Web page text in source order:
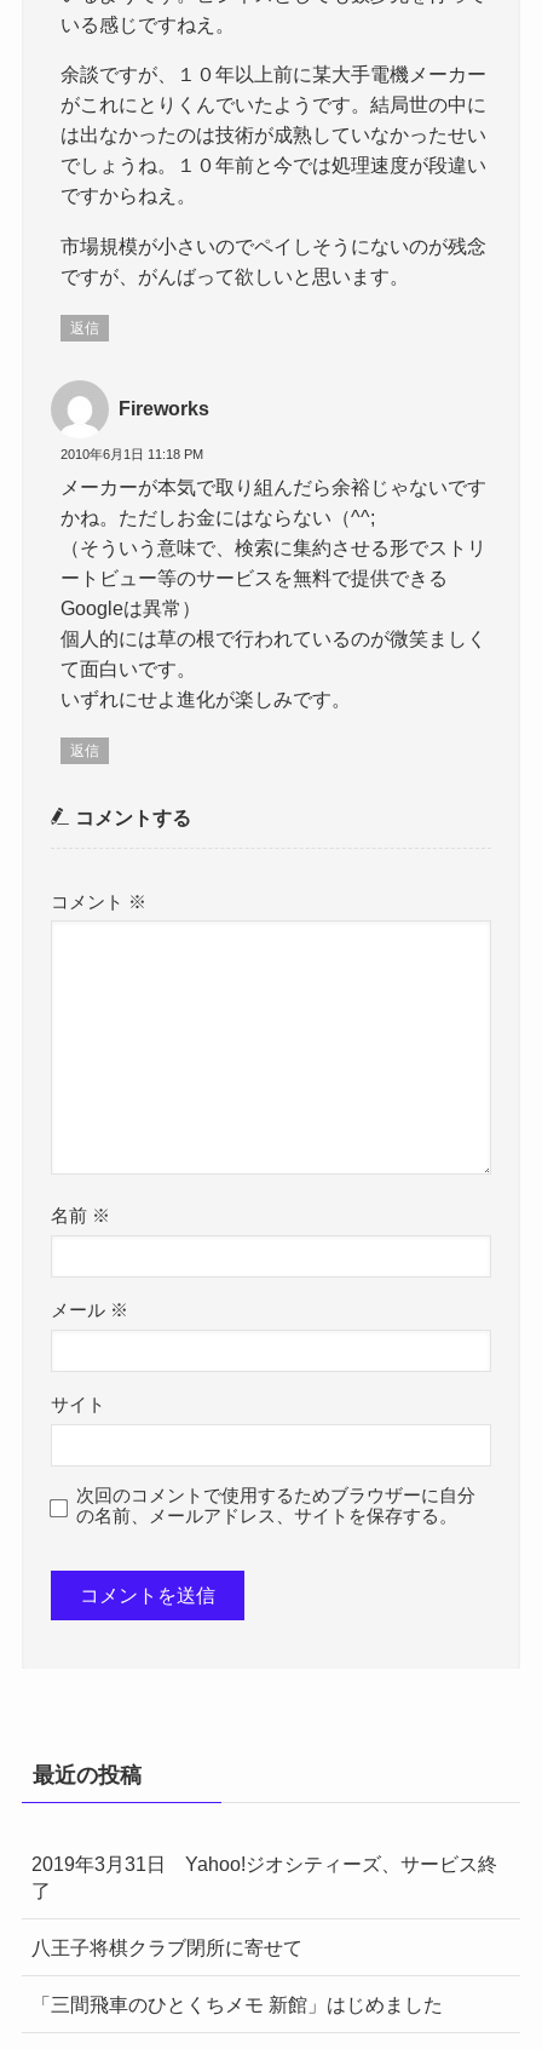
いる感じですねえ。
余談ですが、１０年以上前に某大手電機メーカー
がこれにとりくんでいたようです。結局世の中に
は出なかったのは技術が成熟していなかったせい
でしょうね。１０年前と今では処理速度が段違い
ですからねえ。
市場規模が小さいのでペイしそうにないのが残念
ですが、がんばって欲しいと思います。
返信
Fireworks
2010年6月1日 11:18 PM
メーカーが本気で取り組んだら余裕じゃないです
かね。ただしお金にはならない（^^;
（そういう意味で、検索に集約させる形でストリ
ートビュー等のサービスを無料で提供できる
Googleは異常）
個人的には草の根で行われているのが微笑ましく
て面白いです。
いずれにせよ進化が楽しみです。
返信
コメントする
コメント ※
名前 ※
メール ※
サイト
次回のコメントで使用するためブラウザーに自分
の名前、メールアドレス、サイトを保存する。
最近の投稿
2019年3月31日 Yahoo!ジオシティーズ、サービス終
了
八王子将棋クラブ閉所に寄せて
「三間飛車のひとくちメモ 新館」はじめました